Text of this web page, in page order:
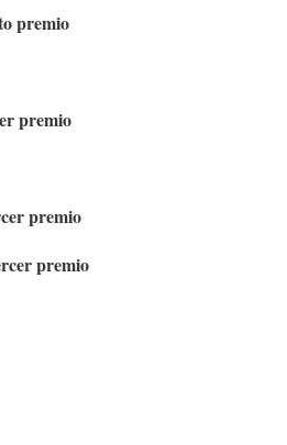
premio
premio
premio
premio